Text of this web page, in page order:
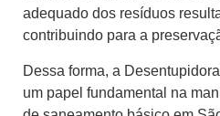
adequado dos resíduos
contribuindo para a
Dessa forma, a
um papel fundamental na